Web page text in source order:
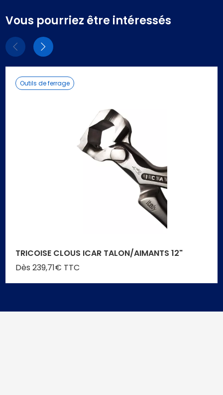
Vous pourriez être intéressés
ElémentsEléments
Outils de ferrage
TRICOISE CLOUS ICAR TALON/AIMANTS 12"
Dès 239,71€ TTC